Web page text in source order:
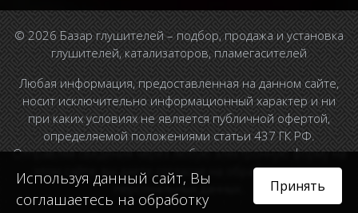
Используя данный сайт, Вы
соглашаетесь на обработку
Принять
© 2026 Базар глушителей – подбор, продажа и установка
глушителей, катализаторов, пламегасителей
Любая информация, предоставленная на данном сайте,
носит исключительно информационный характер и ни
при каких условиях не является публичной офертой,
определяемой положениями статьи 437 ГК РФ.
Отправляя сведения через любую электронную форму на
этом сайте, вы даете согласие на обработку ваших
персональных данных.